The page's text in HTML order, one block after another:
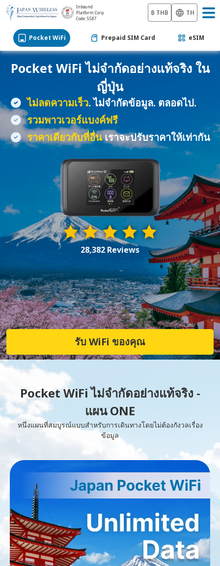
Inbound
Platform Corp.
Code: 5587
฿ THB TH
Pocket WiFi Prepaid SIM Card eSIM
Pocket WiFi ไม่จำกัดอย่างแท้จริง ใน
ญี่ปุ่น
ไม่ลดความเร็ว. ไม่จำกัดข้อมูล. ตลอดไป.
รวมพาวเวอร์แบงค์ฟรี
ราคาเดียวกับที่อื่นเราจะปรับราคาให้เท่ากัน
28,382 Reviews
รับ WiFi ของคุณ
Pocket WiFi ไม่จำกัดอย่างแท้จริง -
แผน ONE
หนึ่งแผนที่สมบูรณ์แบบสำหรับการเดินทางโดยไม่ต้องกังวลเรื่อง
ข้อมูล